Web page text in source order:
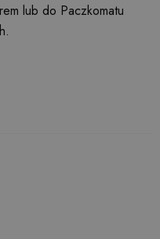
lub do Paczkomatu